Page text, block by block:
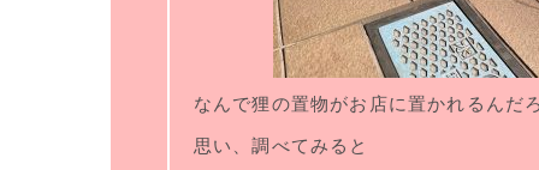
なんで狸の置物がお店に置かれるんだ
思い、調べてみると